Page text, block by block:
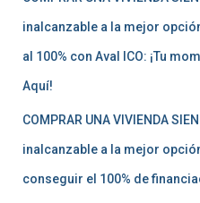
inalcanzable a la mejor
al 100% con Aval ICO: ¡Tu
Aquí!
COMPRAR UNA VIVIENDA
inalcanzable a la mejor
conseguir el 100% de